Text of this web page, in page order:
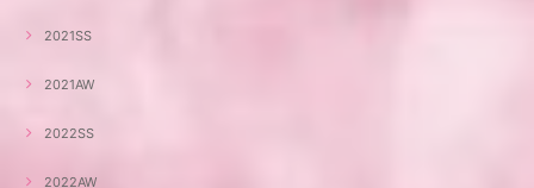
2021SS
2021AW
2022SS
2022AW